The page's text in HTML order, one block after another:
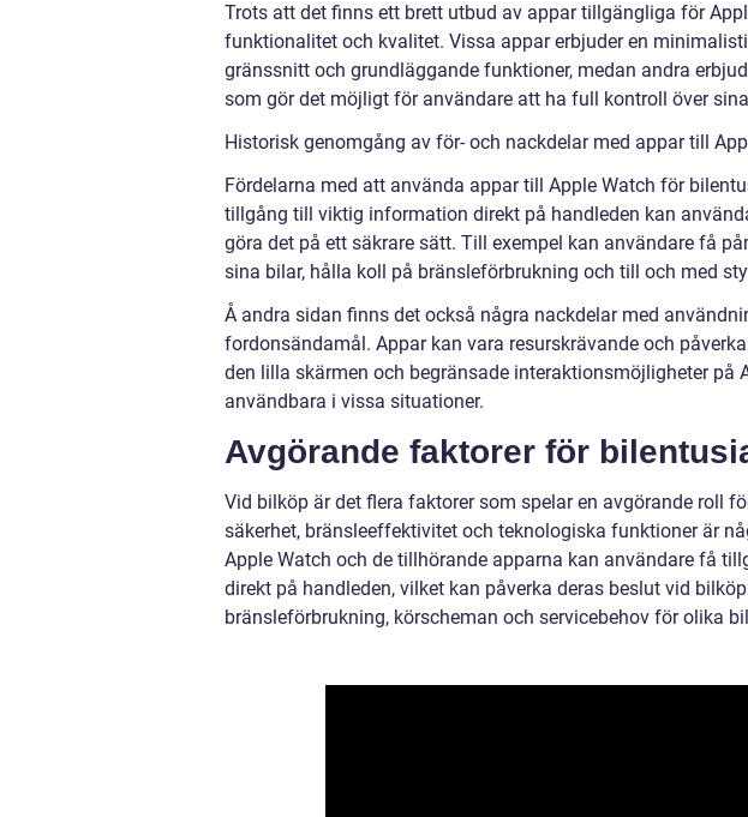
Trots att det finns ett brett utbud av appar tillgängliga för
funktionalitet och kvalitet. Vissa appar erbjuder en
gränssnitt och grundläggande funktioner, medan andra
som gör det möjligt för användare att ha full kontroll över
Historisk genomgång av för- och nackdelar med appar till
Fördelarna med att använda appar till Apple Watch för
tillgång till viktig information direkt på handleden kan
göra det på ett säkrare sätt. Till exempel kan användare få
sina bilar, hålla koll på bränsleförbrukning och till och med
Å andra sidan finns det också några nackdelar med
fordonsändamål. Appar kan vara resurskrävande och
den lilla skärmen och begränsade interaktionsmöjligheter på
användbara i vissa situationer.
Avgörande faktorer för
Vid bilköp är det flera faktorer som spelar en avgörande roll
säkerhet, bränsleeffektivitet och teknologiska funktioner är
Apple Watch och de tillhörande apparna kan användare få
direkt på handleden, vilket kan påverka deras beslut vid
bränsleförbrukning, körscheman och servicebehov för olika